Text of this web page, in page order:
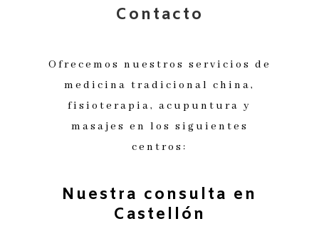
Contacto
Ofrecemos nuestros servicios de
medicina tradicional china,
fisioterapia, acupuntura y
masajes en los siguientes
centros:
Nuestra consulta en
Castellón